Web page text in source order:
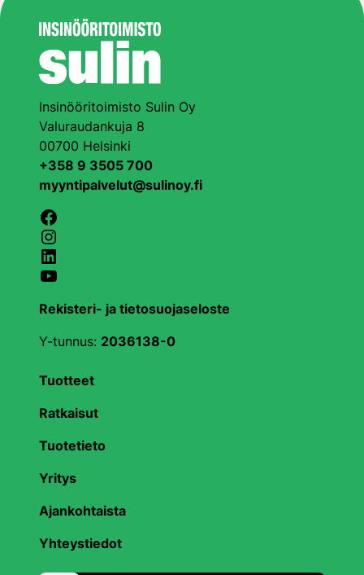
Insinööritoimisto Sulin Oy
Valuraudankuja 8
00700 Helsinki
+358 9 3505 700
myyntipalvelut@sulinoy.fi
Facebook
Instagram
LinkedIn
YouTube
Rekisteri- ja tietosuojaseloste
Y-tunnus: 2036138-0
Tuotteet
Ratkaisut
Tuotetieto
Yritys
Ajankohtaista
Yhteystiedot